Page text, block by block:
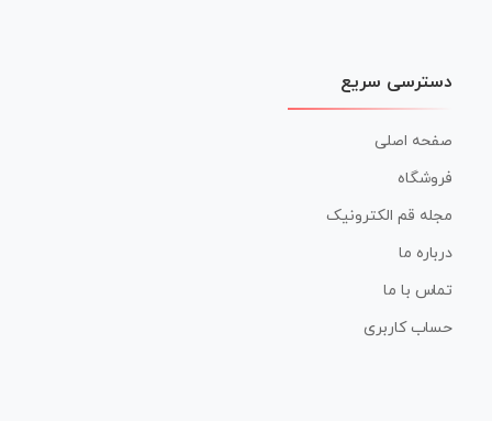
دسترسی سریع
صفحه اصلی
فروشگاه
مجله قم الکترونیک
درباره ما
تماس با ما
حساب کاربری